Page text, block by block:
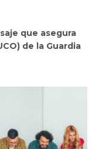
que asegura
de la Guardia